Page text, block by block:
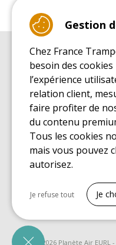
Guide d'achat pour les
GUIDE DE MONTAGE
Guide de montage pour les
GUIDE D'ENTRETIEN
Guide d'entretien des
GUIDE DÉCOUVERTE
Guide de découverte des
GUIDE D'ACHAT PIÈCES DE
© 2008 - 2026 Planète Air
Gestion
Chez France
besoin des
l’expérience
relation client,
faire profiter de
du contenu
Tous les cookies
mais vous pouvez
autorisez.
Cookies
Nécessaire au
Je refuse tout Je